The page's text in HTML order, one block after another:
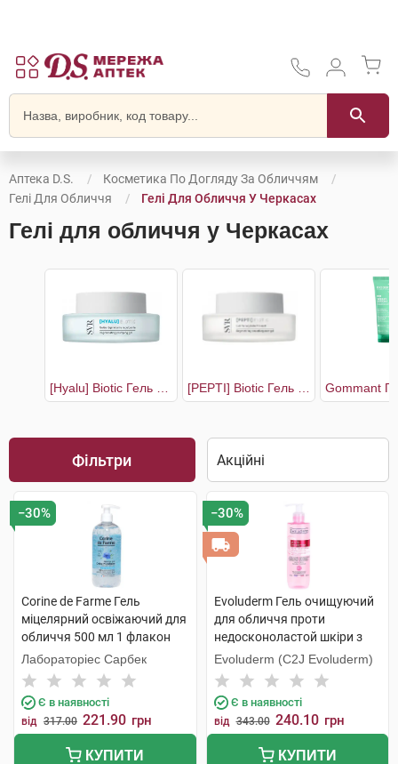
Аптека D.S.
Косметика По Догляду За Обличчям
Гелі Для Обличчя
Гелі Для Обличчя У Черкасах
Гелі для обличчя у Черкасах
Фільтри
−30%
Corine de Farme Гель
міцелярний освіжаючий для
обличчя 500 мл 1 флакон
Лабораторіес Сарбек
Є в наявності
від 317.00 221.90 грн
КУПИТИ
−30%
Evoluderm Гель очищуючий
для обличчя проти
недосконоластой шкіри з
екстрактом рожевого
грейпфруту 250 мл 1 флакон
Evoluderm (C2J Evoluderm)
Є в наявності
від 343.00 240.10 грн
КУПИТИ